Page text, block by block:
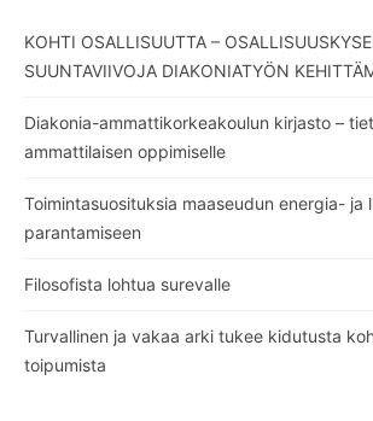
KOHTI OSALLISUUTTA –
SUUNTAVIIVOJA DIAKONIATYÖN
Diakonia-ammattikorkeakoulun kirjasto –
ammattilaisen oppimiselle
Toimintasuosituksia maaseudun energia- ja
parantamiseen
Filosofista lohtua surevalle
Turvallinen ja vakaa arki tukee kidutusta
toipumista